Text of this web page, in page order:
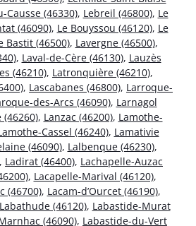
Causse (46330), Lebreil (46800), Le
(46090), Le Bouyssou (46120), Le
Bastit (46500), Lavergne (46500),
, Laval-de-Cère (46130), Lauzès
(46210), Latronquière (46210),
, Lascabanes (46800), Larroque-
des-Arcs (46090), Larnagol
, Lanzac (46200), Lamothe-
Cassel (46240), Lamativie
(46090), Lalbenque (46230),
, Ladirat (46400), Lachapelle-Auzac
, Lacapelle-Marival (46120),
(46700), Lacam-d’Ourcet (46190),
Labathude (46120), Labastide-Murat
(46090), Labastide-du-Vert